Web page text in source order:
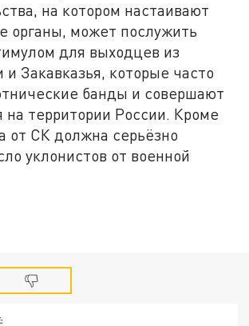
на котором настаивают
органы, может послужить
для выходцев из
Закавказья, которые часто
банды и совершают
на территории России. Кроме
от СК должна серьёзно
уклонистов от военной